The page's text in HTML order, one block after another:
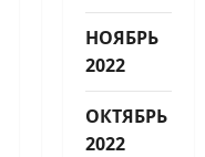
НОЯБРЬ
2022
ОКТЯБРЬ
2022